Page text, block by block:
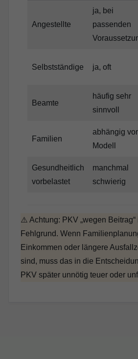
Angestellte
ja, bei
passenden
Selbstständige ja, oft
Beamte
häufig sehr
sinnvoll
Familien
abhängig
Modell
Gesundheitlich
vorbelastet
manchmal
schwierig
⚠️ Achtung: PKV „wegen Beitrag“
Fehlgrund. Wenn
Einkommen oder längere
sind, muss das in die
PKV später unnötig teuer oder